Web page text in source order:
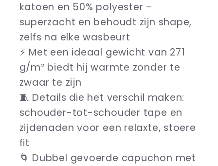
katoen en 50% polyester –
superzacht en behoudt zijn shape,
zelfs na elke wasbeurt
⚡ Met een ideaal gewicht van 271
g/m² biedt hij warmte zonder te
zwaar te zijn
🧵 Details die het verschil maken:
schouder-tot-schouder tape en
zijdenaden voor een relaxte, stoere
fit
🌀 Dubbel gevoerde capuchon met